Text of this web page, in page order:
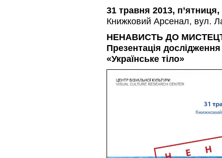
31 травня 2013, п’ятниця,
Книжковий Арсенал, вул.
НЕНАВИСТЬ ДО
Презентація
«Українське тіло»